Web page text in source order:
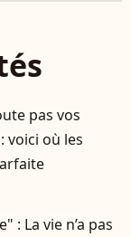
pas vos
voici où les
: La vie n’a pas